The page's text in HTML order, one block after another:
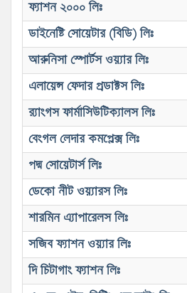
ফ্যাশন ২০০০ লিঃ
ডাইনেষ্টি সোয়েটার (বিডি) লিঃ
আরুনিসা স্পোর্টস ওয়্যার লিঃ
এলায়েন্স ফেদার প্রডাক্টস লিঃ
র‌্যাংগস ফার্মাসিউটিক্যালস লিঃ
বেংগল লেদার কমপ্লেক্স লিঃ
পদ্ম সোয়েটার্স লিঃ
ডেকো নীট ওয়্যারস লিঃ
শারমিন এ্যাপারেলস লিঃ
সজিব ফ্যাশন ওয়্যার লিঃ
দি চিটাগাং ফ্যাশন লিঃ